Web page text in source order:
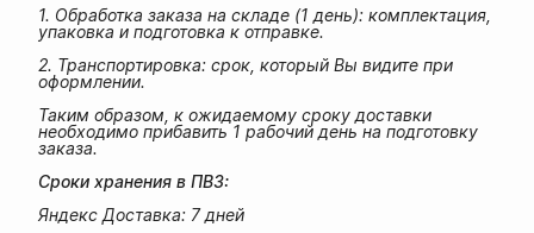
1. Обработка заказа на складе (1 день): комплектация,
упаковка и подготовка к отправке.
2. Транспортировка: срок, который Вы видите при
оформлении.
Таким образом, к ожидаемому сроку доставки
необходимо прибавить 1 рабочий день на подготовку
заказа.
Сроки хранения в ПВЗ:
Яндекс Доставка: 7 дней